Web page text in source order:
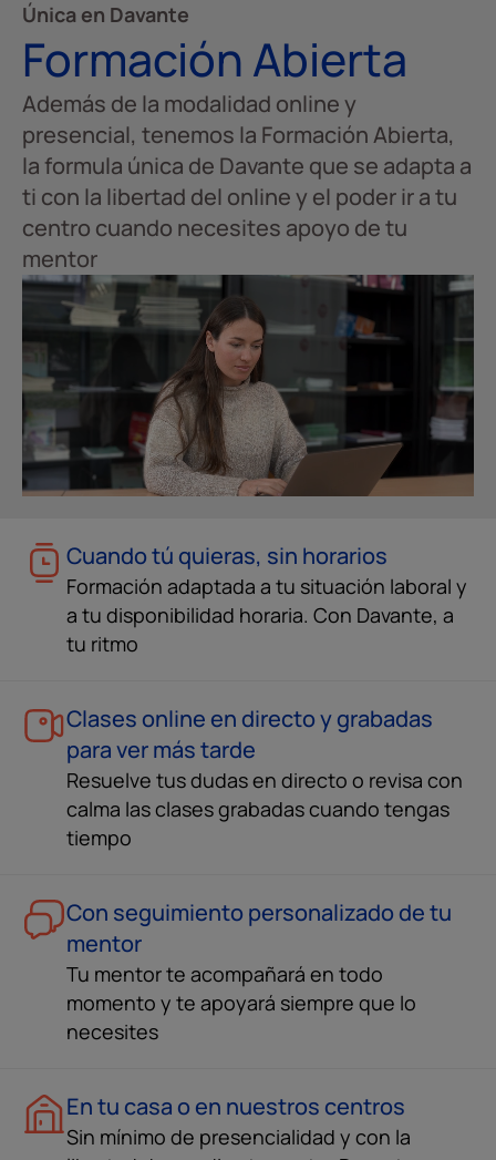
Única en Davante
Formación Abierta
Además de la modalidad online y
presencial, tenemos la Formación Abierta,
la formula única de Davante que se adapta a
ti con la libertad del online y el poder ir a tu
centro cuando necesites apoyo de tu
mentor
Cuando tú quieras, sin horarios
Formación adaptada a tu situación laboral y
a tu disponibilidad horaria. Con Davante, a
tu ritmo
Clases online en directo y grabadas
para ver más tarde
Resuelve tus dudas en directo o revisa con
calma las clases grabadas cuando tengas
tiempo
Con seguimiento personalizado de tu
mentor
Tu mentor te acompañará en todo
momento y te apoyará siempre que lo
necesites
En tu casa o en nuestros centros
Sin mínimo de presencialidad y con la